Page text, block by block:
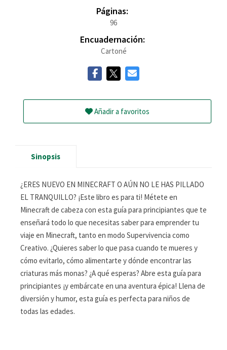
Páginas:
96
Encuadernación:
Cartoné
Añadir a favoritos
Sinopsis
¿ERES NUEVO EN MINECRAFT O AÚN NO LE HAS PILLADO
EL TRANQUILLO? ¡Este libro es para ti! Métete en
Minecraft de cabeza con esta guía para principiantes que te
enseñará todo lo que necesitas saber para emprender tu
viaje en Minecraft, tanto en modo Supervivencia como
Creativo. ¿Quieres saber lo que pasa cuando te mueres y
cómo evitarlo, cómo alimentarte y dónde encontrar las
criaturas más monas? ¿A qué esperas? Abre esta guía para
principiantes ¡y embárcate en una aventura épica! Llena de
diversión y humor, esta guía es perfecta para niños de
todas las edades.